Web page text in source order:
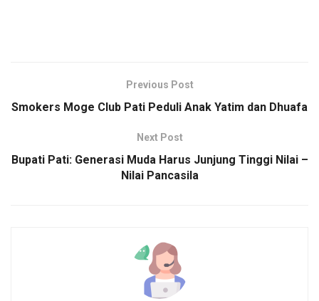
Previous Post
Smokers Moge Club Pati Peduli Anak Yatim dan Dhuafa
Next Post
Bupati Pati: Generasi Muda Harus Junjung Tinggi Nilai –
Nilai Pancasila